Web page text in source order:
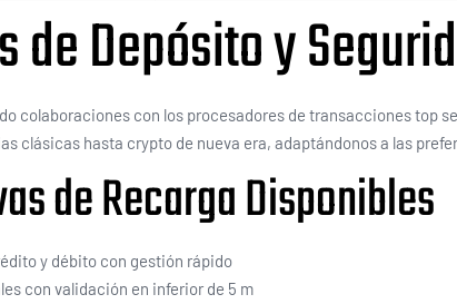
de Depósito y
colaboraciones con los procesadores de transacciones top
clásicas hasta crypto de nueva era, adaptándonos a las
de Recarga Disponibles
y débito con gestión rápido
con validación en inferior de 5 m